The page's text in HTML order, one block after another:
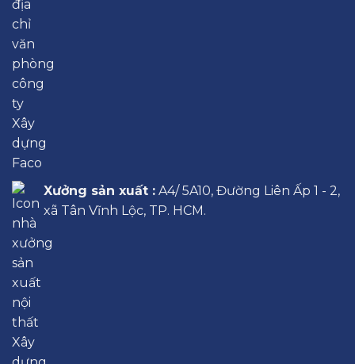
Xưởng sản xuất : A4/ 5A10, Đường Liên Ấp 1 - 2,
xã Tân Vĩnh Lộc, TP. HCM.